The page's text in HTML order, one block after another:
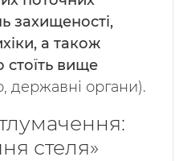
захищеності,
а також
стоїть вище
державні органи).
стеля»